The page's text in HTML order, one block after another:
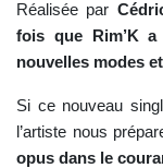
Réalisée par
fois que Rim’K
nouvelles modes
Si ce nouveau
l’artiste nous
opus dans le